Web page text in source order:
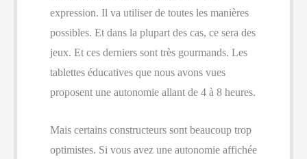
expression. Il va utiliser de toutes les manières
possibles. Et dans la plupart des cas, ce sera des
jeux. Et ces derniers sont très gourmands. Les
tablettes éducatives que nous avons vues
proposent une autonomie allant de 4 à 8 heures.
Mais certains constructeurs sont beaucoup trop
optimistes. Si vous avez une autonomie affichée